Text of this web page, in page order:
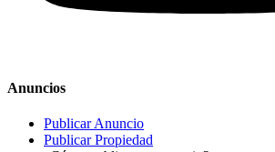
Anuncios
Publicar Anuncio
Publicar Propiedad